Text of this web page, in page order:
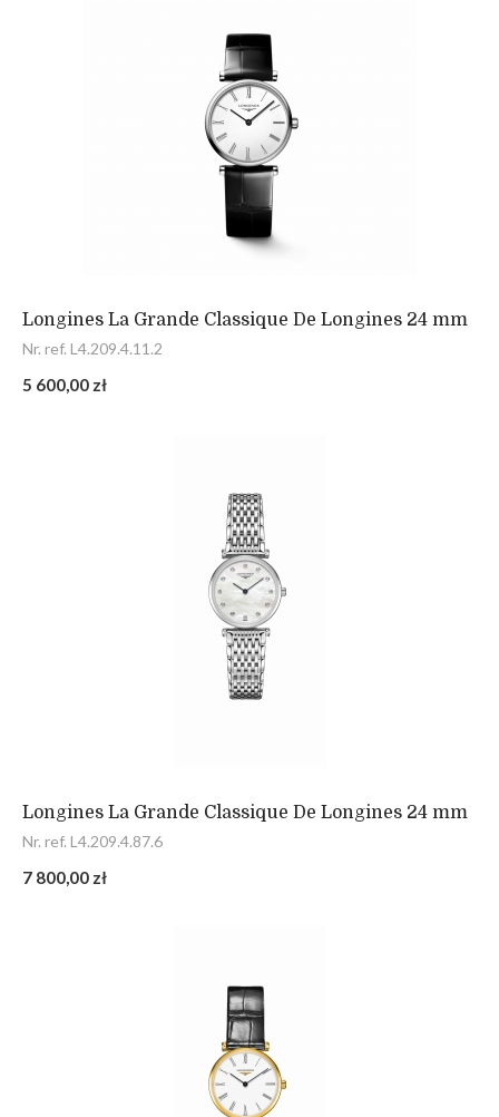
Longines La Grande Classique De Longines 24 mm
Nr. ref. L4.209.4.11.2
5 600,00 zł
Longines La Grande Classique De Longines 24 mm
Nr. ref. L4.209.4.87.6
7 800,00 zł